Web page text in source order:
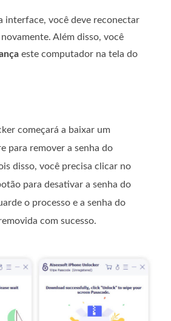
interface, você deve reconectar
Além disso, você
este computador na tela do
começará a baixar um
para remover a senha do
disso, você precisa clicar no
para desativar a senha do
o processo e a senha do
com sucesso.